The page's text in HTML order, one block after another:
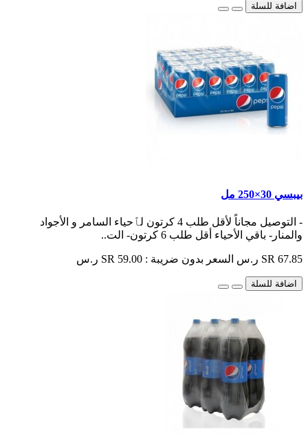
اضافة للسلة
بيبسي 30×250 مل
- التوصيل مجاناً لأقل طلب 4 كرتون لٱحياء السامر و الأجواد
والمنار- باقي الأحياء أقل طلب 6 كرتون- الت..
SR 67.85 ر.س السعر بدون ضريبة : SR 59.00 ر.س
اضافة للسلة